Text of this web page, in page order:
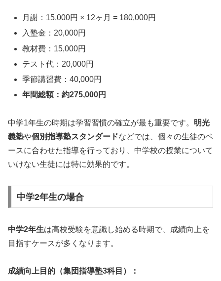
月謝：15,000円 × 12ヶ月 = 180,000円
入塾金：20,000円
教材費：15,000円
テスト代：20,000円
季節講習費：40,000円
年間総額：約275,000円
中学1年生の時期は学習習慣の確立が最も重要です。 明光
義塾や個別指導塾スタンダードなどでは、個々の生徒のペ
ースに合わせた指導を行っており、中学校の授業について
いけない生徒には特に効果的です。
中学2年生の場合
中学2年生は高校受験を意識し始める時期で、成績向上を
目指すケースが多くなります。
成績向上目的（集団指導塾3科目）：